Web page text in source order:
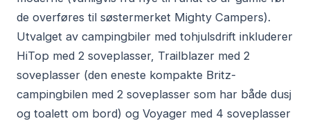
de overføres til søstermerket Mighty Campers).
Utvalget av campingbiler med tohjulsdrift inkluderer
HiTop med 2 soveplasser, Trailblazer med 2
soveplasser (den eneste kompakte Britz-
campingbilen med 2 soveplasser som har både dusj
og toalett om bord) og Voyager med 4 soveplasser